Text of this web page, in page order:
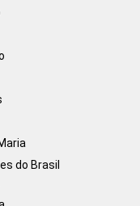
do Brasil